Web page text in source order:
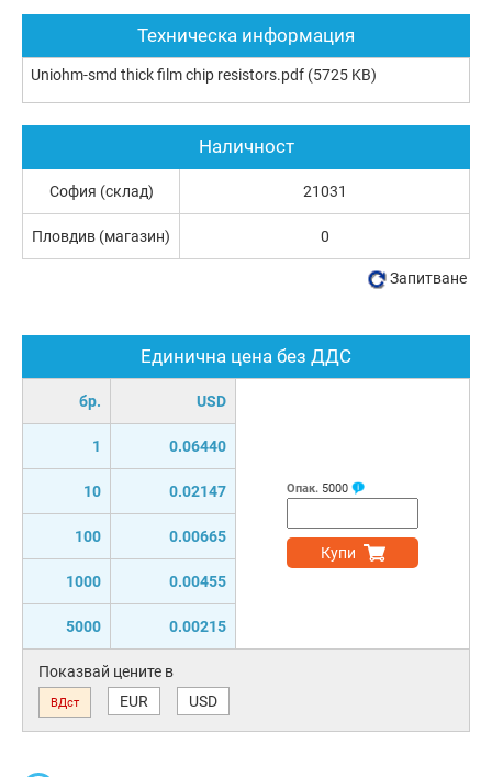
Техническа информация
Uniohm-smd thick film chip resistors.pdf (5725 KB)
Единична цена без ДДС
бр. USD
1 0.06440
10 0.02147
100 0.00665
1000 0.00455
5000 0.00215
Опак. 5000
Купи
Показвай цените в
ВДст EUR USD
Наличност
София (склад) 21031
Пловдив (магазин) 0
Запитване